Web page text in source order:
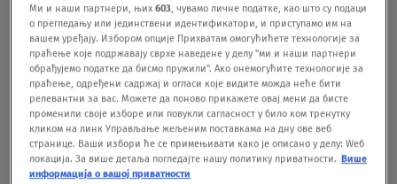
NBA liga stopirala trejd: Rajaković ostaje
bez pojačanja leta, evo šta se desilo iako
je sve bilo dogovoreno
KOŠARKA10.07.
Haos u NBA i veliki udarac za Darka
Rajakovića: Stopiran trejd Kavaja Lenarda,
umešan i FBI
KOŠARKA 09.07.
VIDEO Bogdanović u civilu gledao rekord
Ми и наши партнери, њих603, чувамо личне податке, као што су подаци
о прегледању или јединствени идентификатори, и приступамо им на
вашем уређају. Избором опције Прихватам омогућићете технологије за
праћење које подржавају сврхе наведене у делу "ми и наши партнери
обрађујемо податке да бисмо пружили". Ако онемогућите технологије за
праћење, одређени садржај и огласи које видите можда неће бити
релевантни за вас. Можете да поново прикажете овај мени да бисте
променили своје изборе или повукли сагласност у било ком тренутку
кликом на линк Управљање жељеним поставкама на дну ове веб
странице. Ваши избори ће се примењивати како је описано у делу: Wеб
локација. За више детаља погледајте нашу политику приватности. Више
информација о вашој приватности